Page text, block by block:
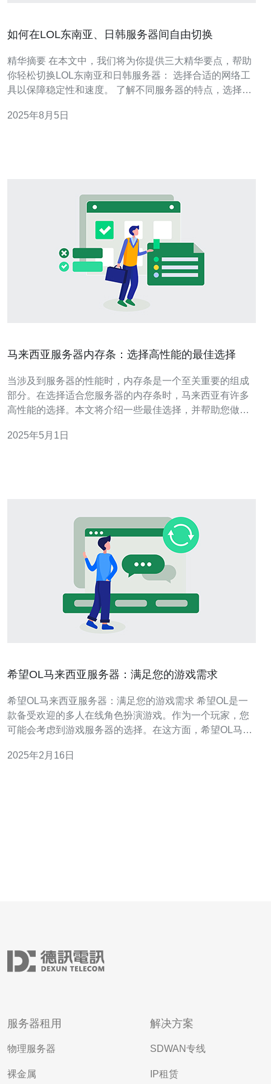
如何在LOL东南亚、日韩服务器间自由切换
精华摘要 在本文中，我们将为你提供三大精华要点，帮助
你轻松切换LOL东南亚和日韩服务器： 选择合适的网络工
具以保障稳定性和速度。 了解不同服务器的特点，选择适
见问题。 《英雄联盟》（
2025年8月5日
马来西亚服务器内存条：选择高性能的最佳选择
当涉及到服务器的性能时，内存条是一个至关重要的组成
部分。在选择适合您服务器的内存条时，马来西亚有许多
高性能的选择。本文将介绍一些最佳选择，并帮助您做出
是目前服务器上最常用的内存条类型之一。它们提供了高
2025年5月1日
希望OL马来西亚服务器：满足您的游戏需求
希望OL马来西亚服务器：满足您的游戏需求 希望OL是一
款备受欢迎的多人在线角色扮演游戏。作为一个玩家，您
可能会考虑到游戏服务器的选择。在这方面，希望OL马来
器具有稳定的网络连接。它采用了先进的技术设备和高速
2025年2月16日
服务器租用
物理服务器
裸金属
解决方案
SDWAN专线
IP租赁